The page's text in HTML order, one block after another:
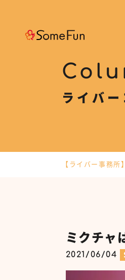
ライバー
【ライバー事務
ミクチャ
2021/06/04